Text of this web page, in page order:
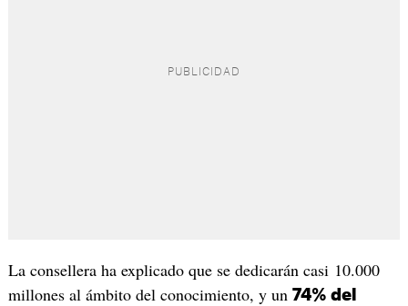
La consellera ha explicado que se dedicarán casi 10.000
millones al ámbito del conocimiento, y un 74% del